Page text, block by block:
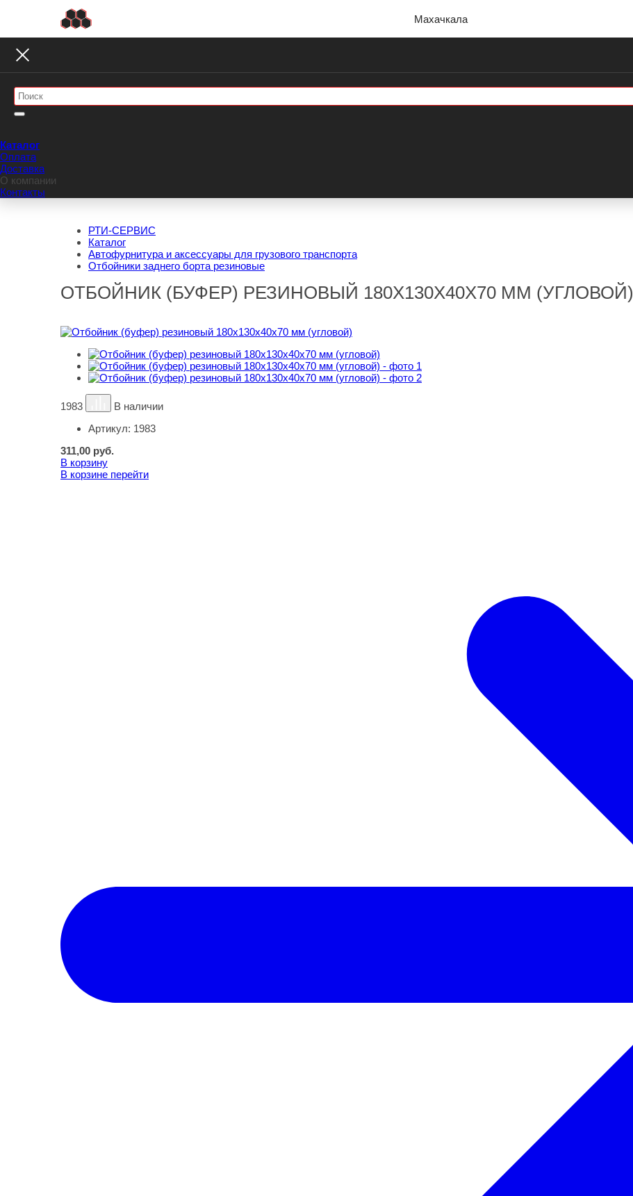
Махачкала
Каталог
Оплата
Доставка
О компании
Контакты
РТИ-СЕРВИС
Каталог
Автофурнитура и аксессуары для грузового транспорта
Отбойники заднего борта резиновые
ОТБОЙНИК (БУФЕР) РЕЗИНОВЫЙ 180Х130Х40Х70 ММ (УГЛОВОЙ)
1983
В наличии
Артикул: 1983
311,00 руб.
В корзину
В корзине перейти